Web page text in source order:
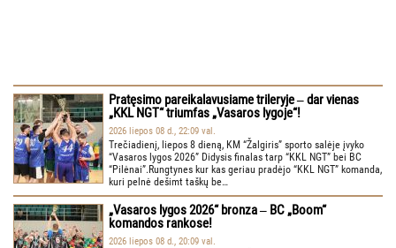
Pratęsimo pareikalavusiame trileryje ‒ dar vienas
„KKL NGT“ triumfas „Vasaros lygoje“!
2026 liepos 08 d., 22:09 val.
Trečiadienį, liepos 8 dieną, KM “Žalgiris” sporto salėje įvyko
“Vasaros lygos 2026” Didysis finalas tarp “KKL NGT” bei BC
“Pilėnai”.Rungtynes kur kas geriau pradėjo “KKL NGT” komanda,
kuri pelnė dešimt taškų be…
„Vasaros lygos 2026“ bronza ‒ BC „Boom“
komandos rankose!
2026 liepos 08 d., 20:09 val.